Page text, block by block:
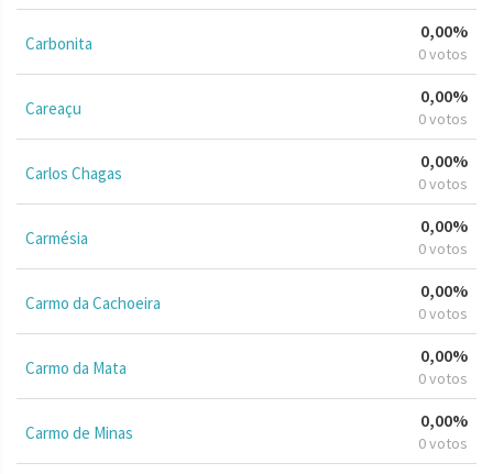
Carbonita
0,00%
0 votos
Careaçu
0,00%
0 votos
Carlos Chagas
0,00%
0 votos
Carmésia
0,00%
0 votos
Carmo da Cachoeira
0,00%
0 votos
Carmo da Mata
0,00%
0 votos
Carmo de Minas
0,00%
0 votos